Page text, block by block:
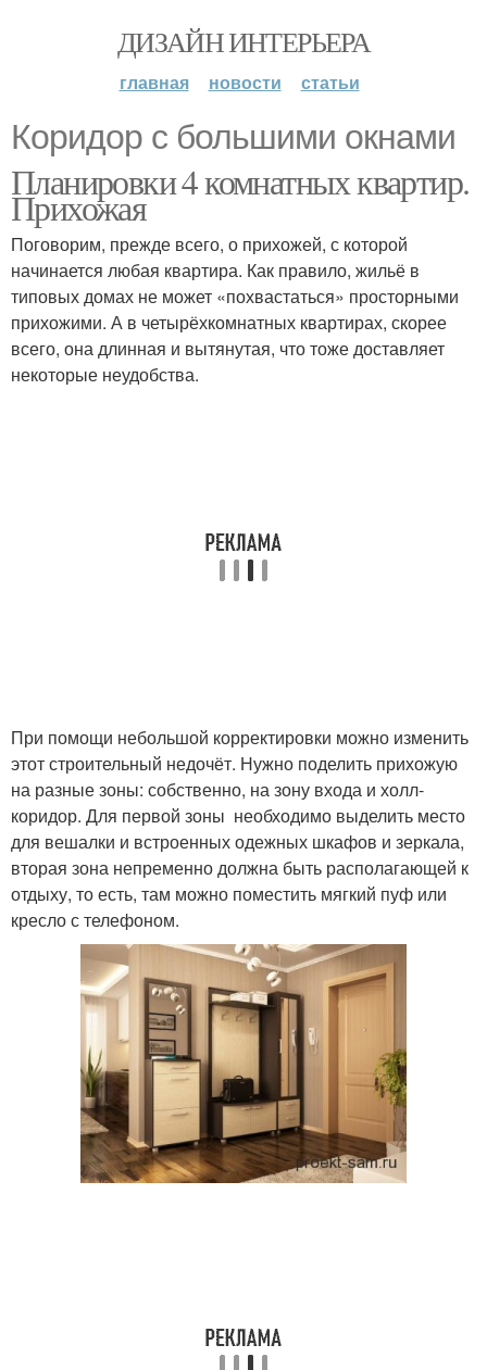
ДИЗАЙН ИНТЕРЬЕРА
главная новости статьи
Коридор с большими окнами
Планировки 4 комнатных квартир.
Прихожая
Поговорим, прежде всего, о прихожей, с которой
начинается любая квартира. Как правило, жильё в
типовых домах не может «похвастаться» просторными
прихожими. А в четырёхкомнатных квартирах, скорее
всего, она длинная и вытянутая, что тоже доставляет
некоторые неудобства.
При помощи небольшой корректировки можно изменить
этот строительный недочёт. Нужно поделить прихожую
на разные зоны: собственно, на зону входа и холл-
коридор. Для первой зоны необходимо выделить место
для вешалки и встроенных одежных шкафов и зеркала,
вторая зона непременно должна быть располагающей к
отдыху, то есть, там можно поместить мягкий пуф или
кресло с телефоном.